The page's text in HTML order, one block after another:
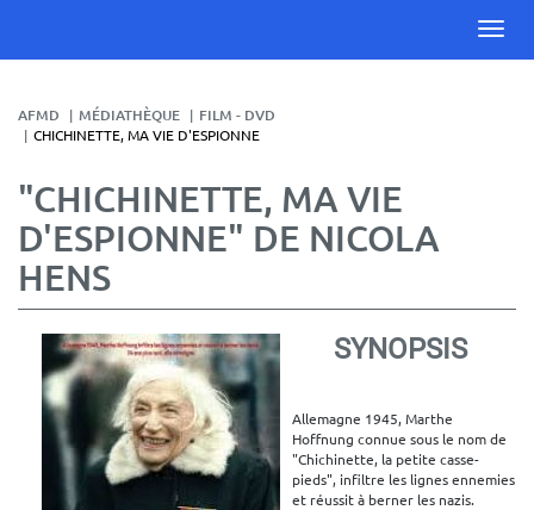
AFMD MÉDIATHÈQUE FILM - DVD
CHICHINETTE, MA VIE D'ESPIONNE
"CHICHINETTE, MA VIE
D'ESPIONNE" DE NICOLA
HENS
SYNOPSIS
Allemagne 1945, Marthe
Hoffnung connue sous le nom de
"Chichinette, la petite casse-
pieds", infiltre les lignes ennemies
et réussit à berner les nazis.